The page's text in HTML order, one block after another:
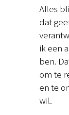
Alles
dat
ik een
ben.
om te
en te
wil.